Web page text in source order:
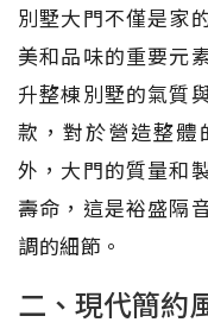
別墅大門不僅是家
美和品味的重要元
升整棟別墅的氣質
款，對於營造整體
外，大門的質量和
壽命，這是裕盛隔
調的細節。
二、現代簡約